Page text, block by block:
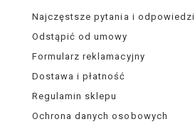
Najczęstsze pytania i odpowiedzi
Odstąpić od umowy
Formularz reklamacyjny
Dostawa i płatność
Regulamin sklepu
Ochrona danych osobowych